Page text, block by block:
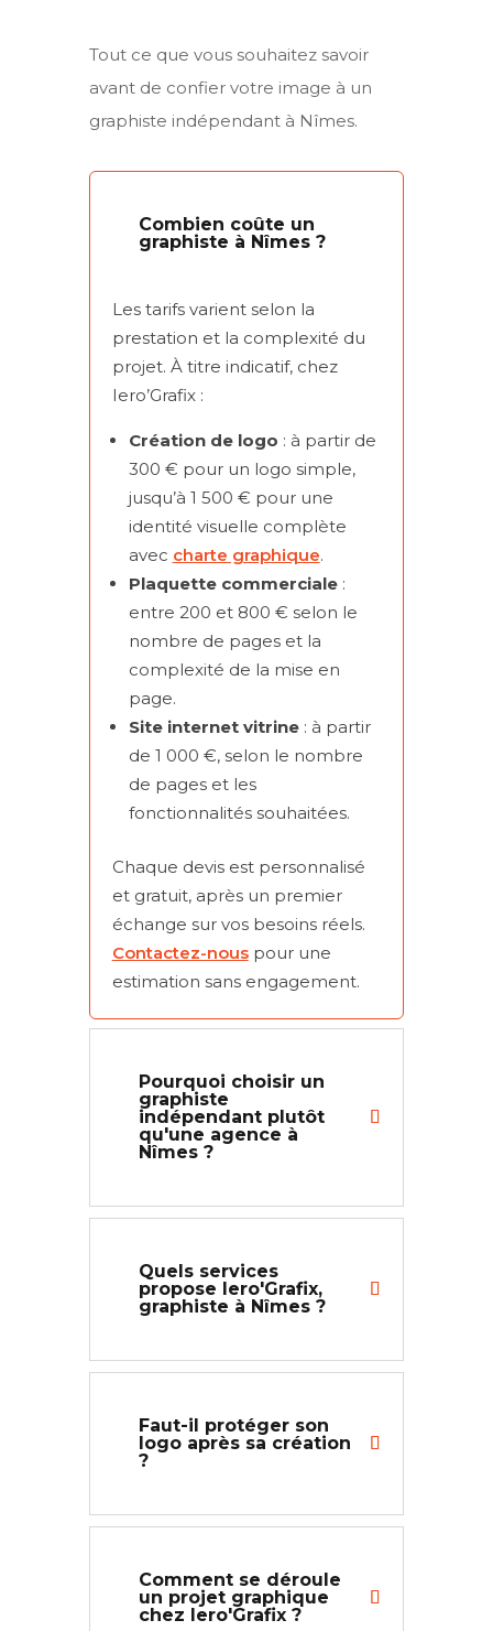
Tout ce que vous souhaitez savoir
avant de confier votre image à un
graphiste indépendant à Nîmes.
Combien coûte un
graphiste à Nîmes ?
Les tarifs varient selon la
prestation et la complexité du
projet. À titre indicatif, chez
Iero’Grafix :
Création de logo : à partir de
300 € pour un logo simple,
jusqu’à 1 500 € pour une
identité visuelle complète
avec charte graphique.
Plaquette commerciale:
entre 200 et 800 € selon le
nombre de pages et la
complexité de la mise en
page.
Site internet vitrine: à partir
de 1 000 €, selon le nombre
de pages et les
fonctionnalités souhaitées.
Chaque devis est personnalisé
et gratuit, après un premier
échange sur vos besoins réels.
Contactez-nouspour une
estimation sans engagement.
Pourquoi choisir un
graphiste
indépendant plutôt
qu'une agence à
Nîmes ?
Quels services
propose Iero'Grafix,
graphiste à Nîmes ?
Faut-il protéger son
logo après sa création
?
Comment se déroule
un projet graphique
chez Iero'Grafix ?